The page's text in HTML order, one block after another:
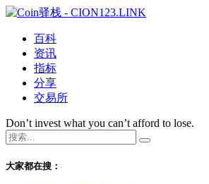
百科
资讯
指标
分享
交易所
Don’t invest what you can’t afford to lose.
大家都在搜：